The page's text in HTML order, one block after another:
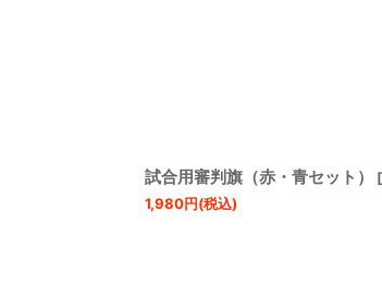
試合用審判旗（赤・青セット）
[
1,980円(税込)